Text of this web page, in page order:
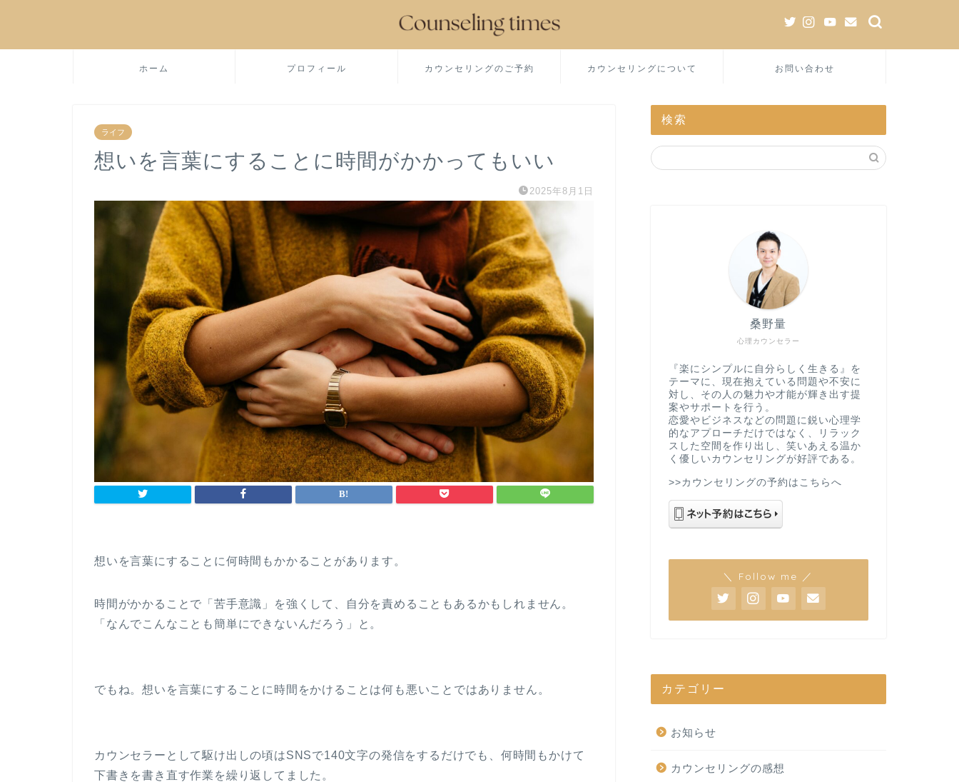
ホーム プロフィール カウンセリングのご予約 カウンセリングについて お問い合わせ
ライフ
想いを言葉にすることに時間がかかってもいい
2025年8月1日
想いを言葉にすることに何時間もかかることがあります。
時間がかかることで「苦手意識」を強くして、自分を責めることもあるかもしれません。
「なんでこんなことも簡単にできないんだろう」と。
でもね。想いを言葉にすることに時間をかけることは何も悪いことではありません。
カウンセラーとして駆け出しの頃はSNSで140文字の発信をするだけでも、何時間もかけて
下書きを書き直す作業を繰り返してました。
検索
心理カウンセラー
桑野量
『楽にシンプルに自分らしく生きる』を
テーマに、現在抱えている問題や不安に
対し、その人の魅力や才能が輝き出す提
案やサポートを行う。
恋愛やビジネスなどの問題に鋭い心理学
的なアプローチだけではなく、リラック
スした空間を作り出し、笑いあえる温か
く優しいカウンセリングが好評である。
>>カウンセリングの予約はこちらへ
＼ Follow me ／
カテゴリー
お知らせ
カウンセリングの感想